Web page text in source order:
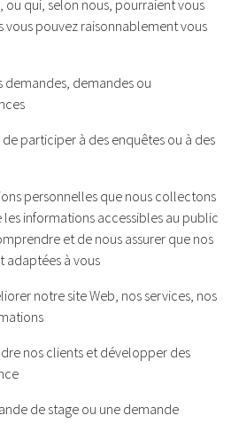
ou qui, selon nous, pourraient vous
vous pouvez raisonnablement vous
demandes, demandes ou
participer à des enquêtes ou à des
personnelles que nous collectons
les informations accessibles au public
et de nous assurer que nos
adaptées à vous
notre site Web, nos services, nos
nos clients et développer des
de stage ou une demande